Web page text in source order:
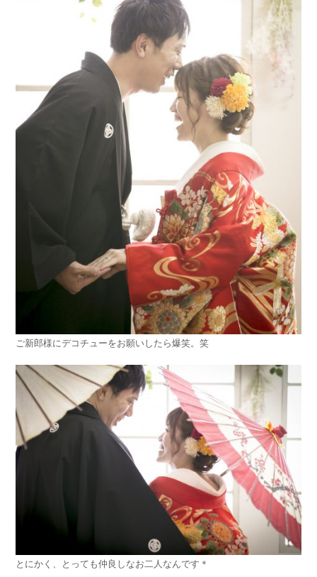
ご新郎様にデコチューをお願いしたら爆笑。笑
とにかく、とっても仲良しなお二人なんです＊